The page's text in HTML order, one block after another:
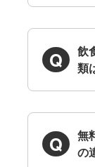
飲
類
無
の